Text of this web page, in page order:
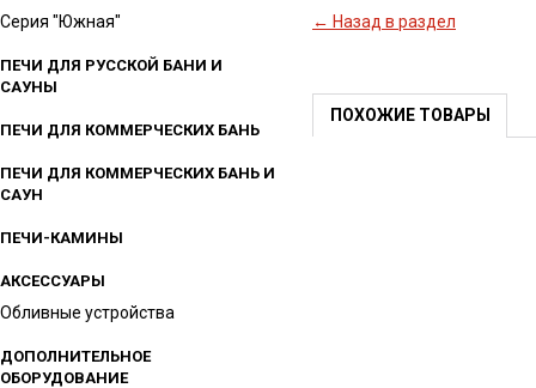
Серия "Южная"
ПЕЧИ ДЛЯ РУССКОЙ БАНИ И
САУНЫ
ПЕЧИ ДЛЯ КОММЕРЧЕСКИХ БАНЬ
ПЕЧИ ДЛЯ КОММЕРЧЕСКИХ БАНЬ И
САУН
ПЕЧИ-КАМИНЫ
АКСЕССУАРЫ
Обливные устройства
ДОПОЛНИТЕЛЬНОЕ
ОБОРУДОВАНИЕ
← Назад в раздел
ПОХОЖИЕ ТОВАРЫ